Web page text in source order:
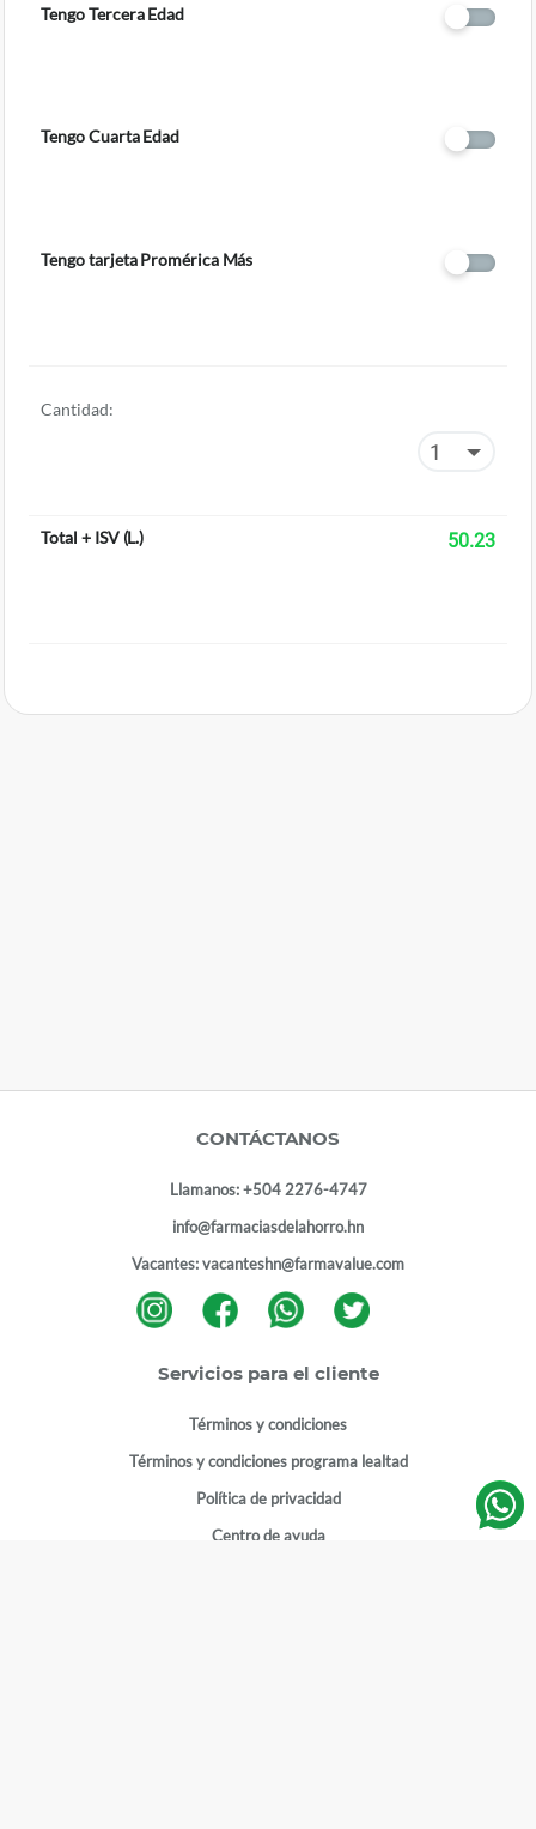
Tengo Tercera Edad
Tengo Cuarta Edad
Tengo tarjeta Promérica Más
Cantidad:
Total + ISV(L.) 50.23
CONTÁCTANOS
Llamanos:+504 2276-4747
info@farmaciasdelahorro.hn
Vacantes:vacanteshn@farmavalue.com
Servicios para el cliente
Términos y condiciones
Términos y condiciones programa lealtad
Política de privacidad
Centro de ayuda